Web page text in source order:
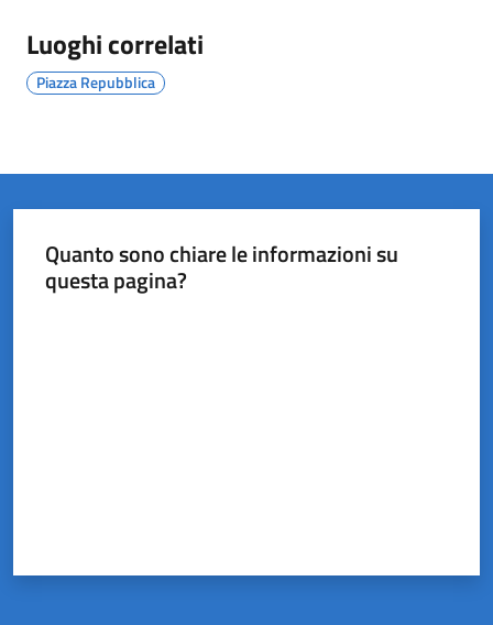
Tutti
argomenti
Luoghi correlati
Piazza Repubblica
Quanto sono chiare le informazioni su
questa pagina?